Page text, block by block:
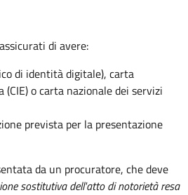
di avere:
di identità digitale), carta
o carta nazionale dei servizi
prevista per la presentazione
da un procuratore, che deve
sostitutiva dell'atto di notorietà resa